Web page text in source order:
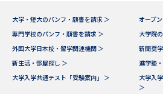
大学・短大のパンフ・願書を請求 ＞
オープ
専門学校のパンフ・願書を請求 ＞
大学院
外国大学日本校・留学関連機関 ＞
新聞奨
新生活・部屋探し ＞
進学塾
大学入学共通テスト「受験案内」 ＞
大学入
＞